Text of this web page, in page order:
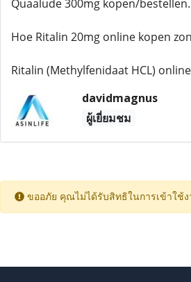
Quaalude 300mg kopen/bestellen.
Hoe Ritalin 20mg online kopen
Ritalin (Methylfenidaat HCL)
davidmagnus
ผู้เยี่ยมชม
ขออภัย คุณไม่ได้รับสิทธิในการเข้าใช้